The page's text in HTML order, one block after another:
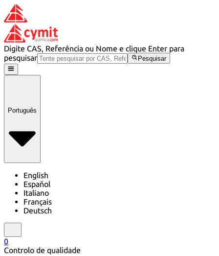
Digite CAS, Referência ou Nome e clique Enter para
pesquisar
Pesquisar
Português
English
Español
Italiano
Français
Deutsch
0
Controlo de qualidade